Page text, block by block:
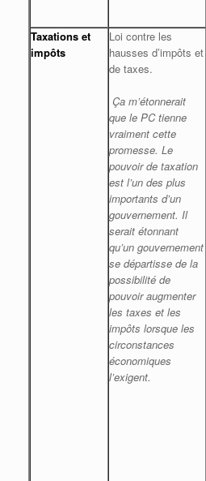
Taxations et
impôts
Loi contre les
hausses d’impôts et
de taxes.
Ça m’étonnerait
que le PC tienne
vraiment cette
promesse. Le
pouvoir de taxation
est l’un des plus
importants d’un
gouvernement. Il
serait étonnant
qu’un gouvernement
se départisse de la
possibilité de
pouvoir augmenter
les taxes et les
impôts lorsque les
circonstances
économiques
l’exigent.